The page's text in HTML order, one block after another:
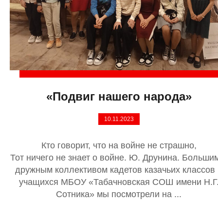
«Подвиг нашего народа»
10.11.2023
Кто говорит, что на войне не страшно,
Тот ничего не знает о войне. Ю. Друнина.
дружным коллективом кадетов казачьих классов
учащихся МБОУ «Табачновская СОШ имени
Сотника» мы посмотрели на ...